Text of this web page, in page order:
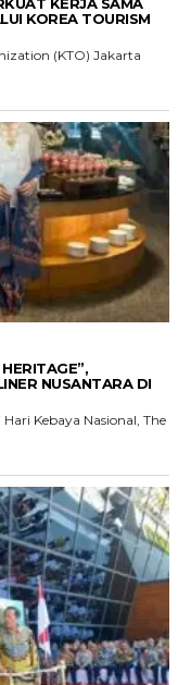
KERJA SAMA
KOREA TOURISM
(KTO) Jakarta
NUSANTARA DI
Kebaya Nasional, The